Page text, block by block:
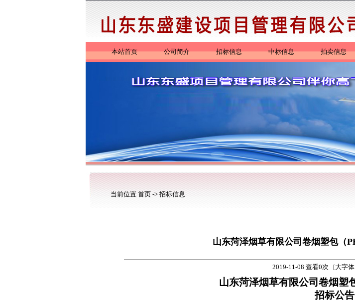
本站首页 公司简介 招标信息 中标信息 拍卖信息
当前位置 首页 -> 招标信息
山东菏泽烟草有限公司卷烟塑包（
2019-11-08 查看0次 [大字体
山东菏泽烟草有限公司卷烟塑
招标公告